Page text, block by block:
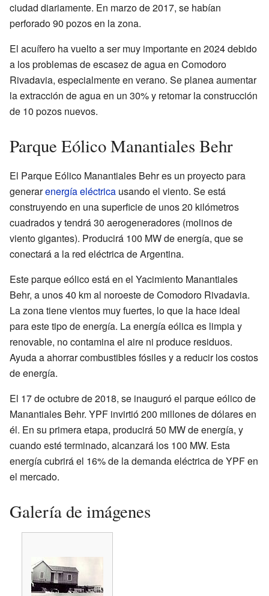
ciudad diariamente. En marzo de 2017, se habían
perforado 90 pozos en la zona.
El acuífero ha vuelto a ser muy importante en 2024 debido
a los problemas de escasez de agua en Comodoro
Rivadavia, especialmente en verano. Se planea aumentar
la extracción de agua en un 30% y retomar la construcción
de 10 pozos nuevos.
Parque Eólico Manantiales Behr
El Parque Eólico Manantiales Behr es un proyecto para
generarenergía eléctrica usando el viento. Se está
construyendo en una superficie de unos 20 kilómetros
cuadrados y tendrá 30 aerogeneradores (molinos de
viento gigantes). Producirá 100 MW de energía, que se
conectará a la red eléctrica de Argentina.
Este parque eólico está en el Yacimiento Manantiales
Behr, a unos 40 km al noroeste de Comodoro Rivadavia.
La zona tiene vientos muy fuertes, lo que la hace ideal
para este tipo de energía. La energía eólica es limpia y
renovable, no contamina el aire ni produce residuos.
Ayuda a ahorrar combustibles fósiles y a reducir los costos
de energía.
El 17 de octubre de 2018, se inauguró el parque eólico de
Manantiales Behr. YPF invirtió 200 millones de dólares en
él. En su primera etapa, producirá 50 MW de energía, y
cuando esté terminado, alcanzará los 100 MW. Esta
energía cubrirá el 16% de la demanda eléctrica de YPF en
el mercado.
Galería de imágenes